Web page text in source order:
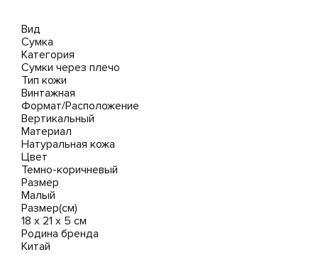
Вид
Сумка
Категория
Сумки через плечо
Тип кожи
Винтажная
Формат/Расположение
Вертикальный
Материал
Натуральная кожа
Цвет
Темно-коричневый
Размер
Малый
Размер(см)
18 х 21 х 5 см
Родина бренда
Китай